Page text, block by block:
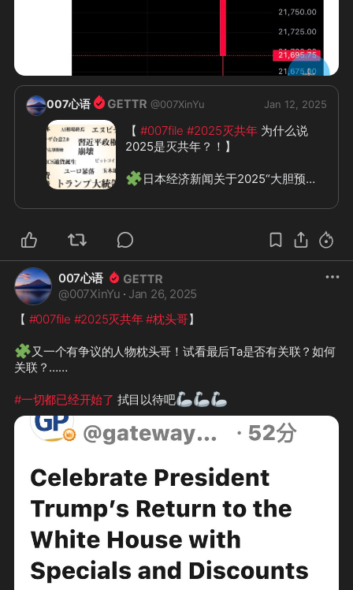
007心语 @007XinYu Jan 12, 2025
【 #007file #2025灭共年 为什么说
2025是灭共年？！】
🧩日本经济新闻关于2025“大胆预
-一贯小心翼翼的日本居然能做出如此
❇️ 2025 #灭习
闪亮登场🤣
带上 #习死皇 🎖️
-居居居然还预测了川普退任……
❓ ‼️ ‼️ ‼️
❇️ 为什么那么精准呢？！
-灭共先锋必 #日本
❇️ 解铃还须系铃人！知己知彼 百战不
❇️
#日本我们必须拿下也一定能够拿
下
007心语
@007XinYu · Jan 26, 2025
【 #007file #2025灭共年#枕头哥】
🧩又一个有争议的人物枕头哥！试看最后Ta是否有关联？如何
关联？……
#一切都已经开始了 拭目以待吧🦾🦾🦾